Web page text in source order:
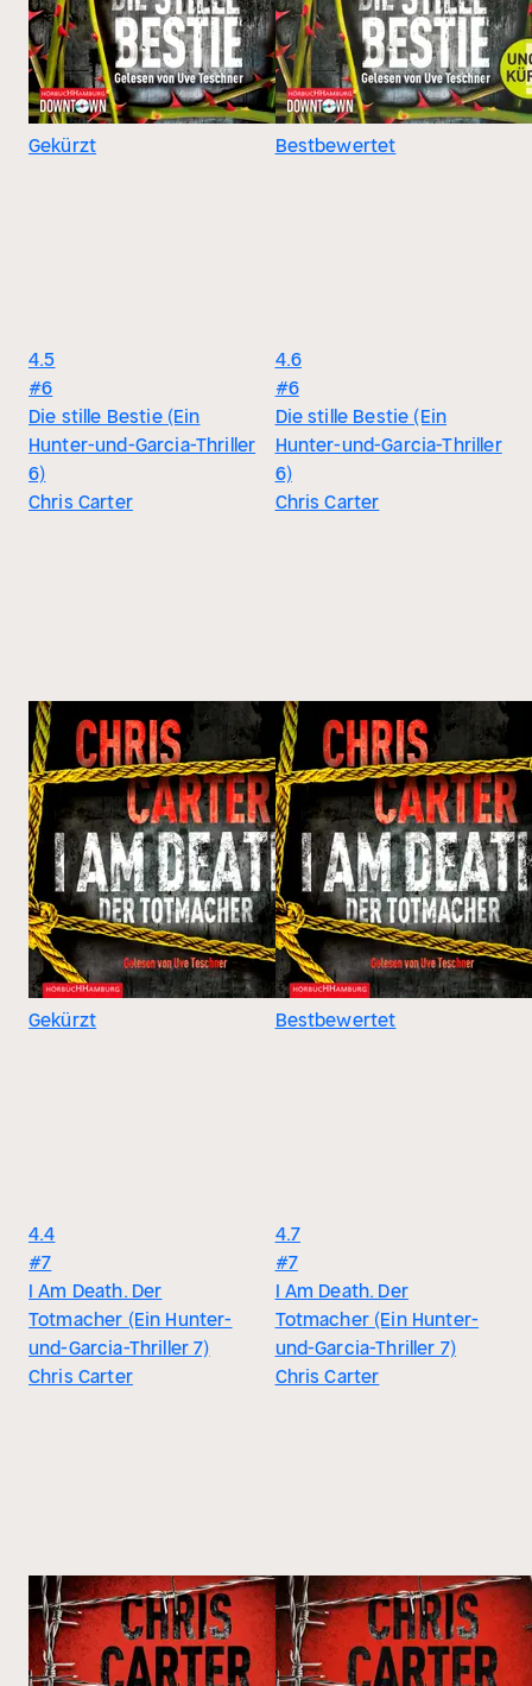
Gekürzt
4.5
#6
Die stille Bestie (Ein
Hunter-und-Garcia-Thriller
6)
Chris Carter
Bestbewertet
4.6
#6
Die stille Bestie (Ein
Hunter-und-Garcia-Thriller
6)
Chris Carter
Gekürzt
4.4
#7
I Am Death. Der
Totmacher (Ein Hunter-
und-Garcia-Thriller 7)
Chris Carter
Bestbewertet
4.7
#7
I Am Death. Der
Totmacher (Ein Hunter-
und-Garcia-Thriller 7)
Chris Carter